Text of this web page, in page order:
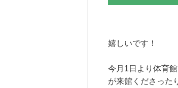
嬉しいです！
今月1日より体育
が来館くださった